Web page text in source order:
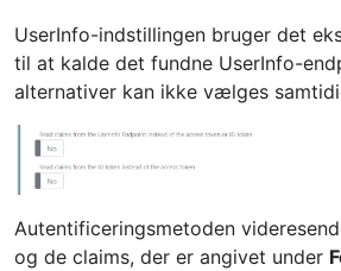
UserInfo-indstillingen bruger det
til at kalde det fundne UserInfo-
alternativer kan ikke vælges
Autentificeringsmetoden
og de claims, der er angivet under